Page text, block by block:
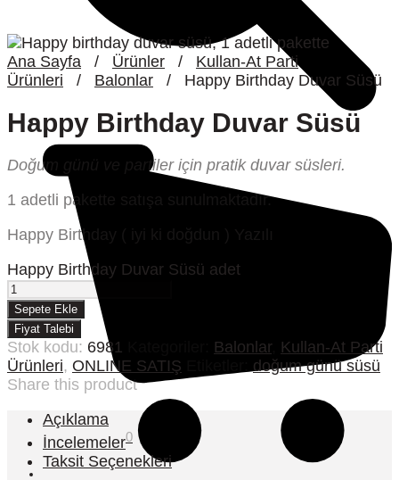
Ana Sayfa / Ürünler / Kullan-At Parti
Ürünleri / Balonlar / Happy Birthday Duvar Süsü
Happy Birthday Duvar Süsü
Doğum günü ve partiler için pratik duvar süsleri.
1 adetli pakette satışa sunulmaktadır.
Happy Birthday ( iyi ki doğdun ) Yazılı
Happy Birthday Duvar Süsü adet
Sepete Ekle
Fiyat Talebi
Stok kodu: 6981 Balonlar, Kullan-At Parti
Ürünleri, ONLINE SATIŞ
doğum günü süsü
Share this product
Açıklama
İncelemeler0
Taksit Seçenekleri